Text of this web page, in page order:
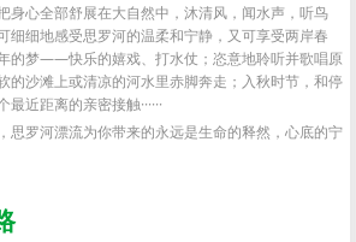
身心全部舒展在大自然中，沐清风，闻水声，听鸟
细细地感受思罗河的温柔和宁静，又可享受两岸春
的梦——快乐的嬉戏、打水仗；恣意地聆听并歌唱原
的沙滩上或清凉的河水里赤脚奔走；入秋时节，和停
近距离的亲密接触······
思罗河漂流为你带来的永远是生命的释然，心底的宁